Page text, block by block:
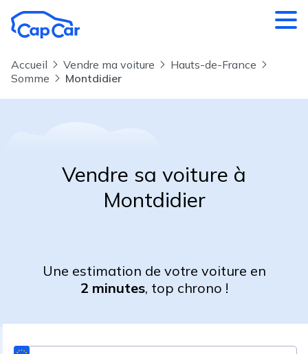
Accueil Vendre ma voiture
Hauts-de-France
Somme
Montdidier
Vendre sa voiture à
Montdidier
Une estimation de votre voiture en
2 minutes, top chrono !